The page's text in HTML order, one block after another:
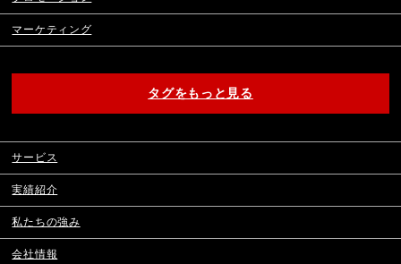
マーケティング
タグをもっと見る
サービス
実績紹介
私たちの強み
会社情報